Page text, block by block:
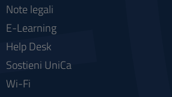
Note legali
E-Learning
Help Desk
Sostieni UniCa
Wi-Fi